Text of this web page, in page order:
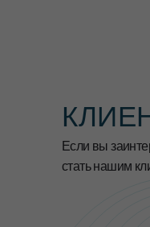
Если вы
стать нашим